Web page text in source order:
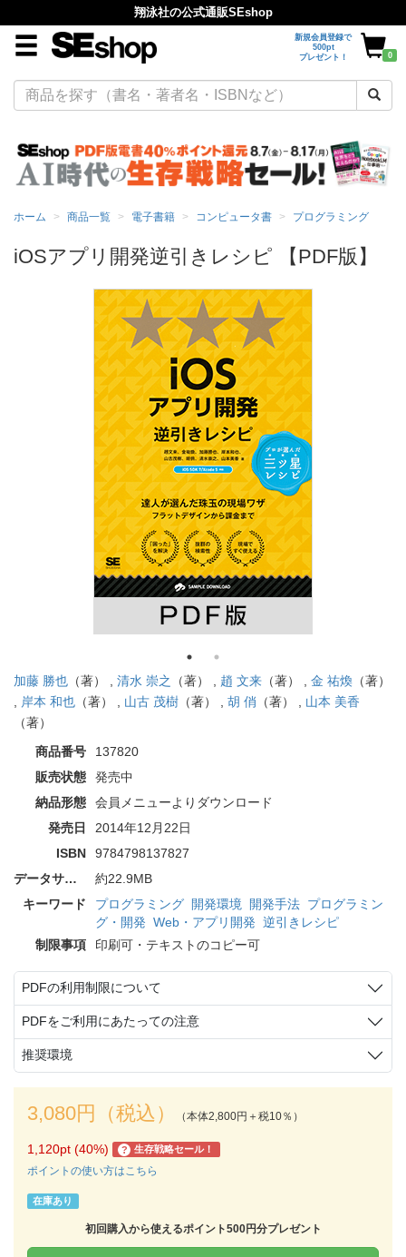
翔泳社の公式通販SEshop
新規会員登録で
500pt
プレゼント！
0
ホーム 商品一覧 電子書籍 コンピュータ書 プログラミング
iOSアプリ開発逆引きレシピ 【PDF版】
加藤 勝也 （著） , 清水 崇之 （著） , 趙 文来 （著） , 金 祐煥 （著）
岸本 和也 （著） , 山古 茂樹 （著） , 胡 俏 （著） , 山本 美香
（著）
商品番号
137820
販売状態
発売中
納品形態
会員メニューよりダウンロード
発売日
2014年12月22日
ISBN
9784798137827
データサイズ
約22.9MB
キーワード
プログラミング 開発環境 開発手法 プログラミン
グ・開発 Web・アプリ開発 逆引きレシピ
制限事項
印刷可・テキストのコピー可
PDFの利用制限について
PDFをご利用にあたっての注意
推奨環境
3,080円（税込） （本体2,800円＋税10％）
1,120pt (40%) ? 生存戦略セール！
ポイントの使い方はこちら
在庫あり
初回購入から使えるポイント500円分プレゼント